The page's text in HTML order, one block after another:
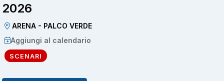
2026
ARENA - PALCO VERDE
Aggiungi al calendario
SCENARI